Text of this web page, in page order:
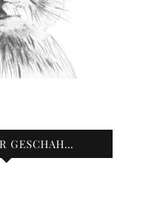
GESCHAH…